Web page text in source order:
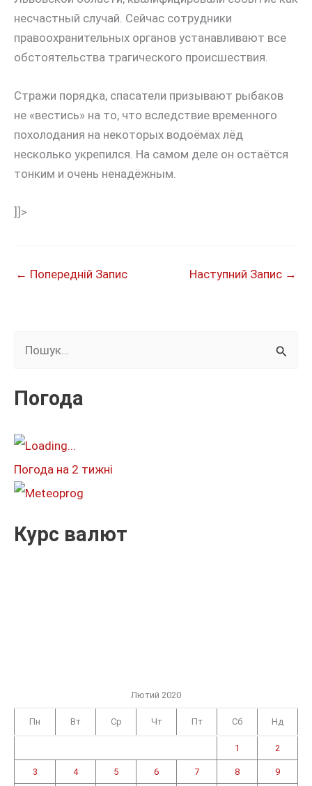
несчастный случай. Сейчас сотрудники
правоохранительных органов устанавливают все
обстоятельства трагического происшествия.
Стражи порядка, спасатели призывают рыбаков
не «вестись» на то, что вследствие временного
похолодания на некоторых водоёмах лёд
несколько укрепился. На самом деле он остаётся
тонким и очень ненадёжным.
]]>
← Попередній Запис Наступний Запис →
к
т
:
Погода
Погода на 2 тижні
Курс валют
Лютий 2020
Пн Вт Ср Чт Пт Сб Нд
1 2
3 4 5 6 7 8 9